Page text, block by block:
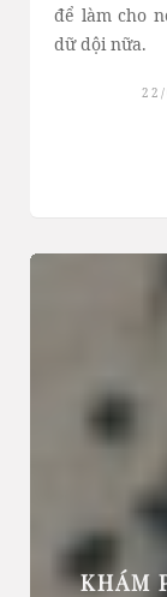
để làm cho
dữ dội nữa.
KHÁM